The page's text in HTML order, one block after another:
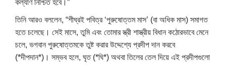
কল্যাণ নিশ্চিত হবে।”
তিনি আরও বললেন, “শীঘ্রই পবিত্র ‘পুরুষোত্তম মাস’ (বা অধিক মাস) সমাগত
হতে চলেছে। সেই মাসে, তুমি এবং তোমার স্ত্রী শাস্ত্রীয় বিধান কঠোরভাবে মেনে
চলে, ভগবান পুরুষোত্তমকে তুষ্ট করার উদ্দেশ্যে প্রদীপ দান করবে
(*দীপদান*)। সম্ভব হলে, ঘৃত (*ঘি*) অথবা তিলের তেল দিয়ে এই প্রদীপগুলো